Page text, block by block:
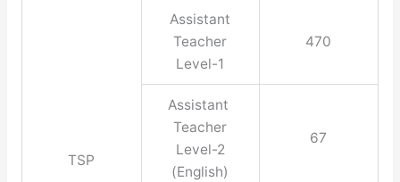
TSP
Assistant
Teacher
Level-1
470
Assistant
Teacher
Level-2
(English)
67